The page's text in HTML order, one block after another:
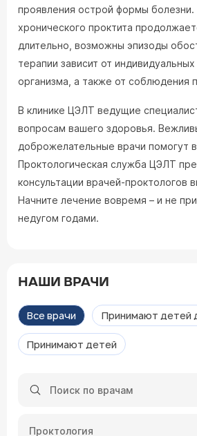
проявления острой формы
хронического проктита
длительно, возможны эпизоды
терапии зависит от
организма, а также от соблюдения
В клинике ЦЭЛТ ведущие
вопросам вашего здоровья.
доброжелательные врачи помогут
Проктологическая служба ЦЭЛТ
консультации врачей-проктологов
Начните лечение вовремя – и не
недугом годами.
НАШИ ВРАЧИ
Все врачи Принимают детей
Принимают детей
Проктология